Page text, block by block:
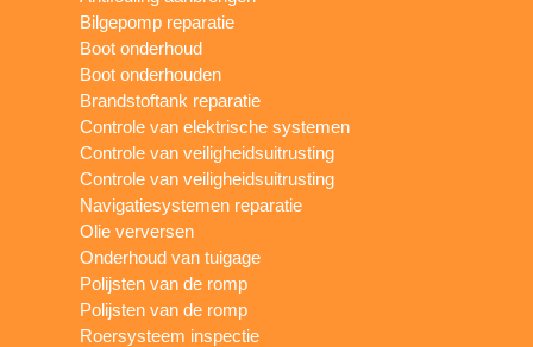
Bilgepomp reparatie
Boot onderhoud
Boot onderhouden
Brandstoftank reparatie
Controle van elektrische systemen
Controle van veiligheidsuitrusting
Controle van veiligheidsuitrusting
Navigatiesystemen reparatie
Olie verversen
Onderhoud van tuigage
Polijsten van de romp
Polijsten van de romp
Roersysteem inspectie